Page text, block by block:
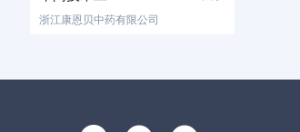
浙江康恩贝中药有限公司